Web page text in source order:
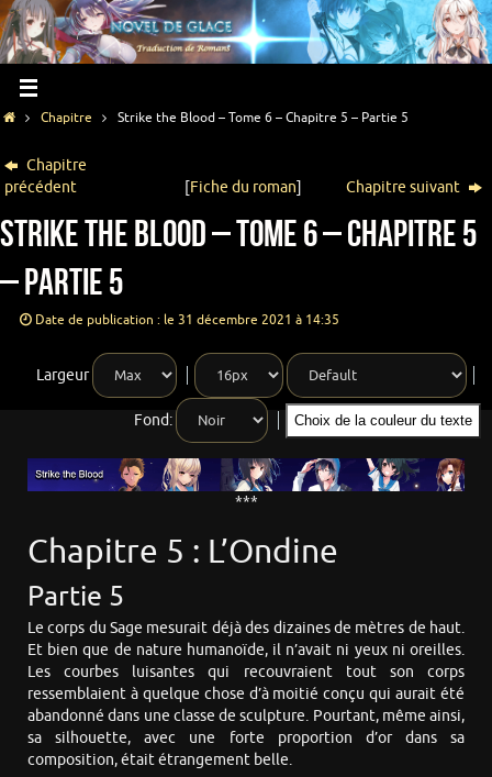
Chapitre Strike the Blood – Tome 6 – Chapitre 5 – Partie 5
Chapitre
précédent
[Fiche du roman] Chapitre suivant
Strike the Blood – Tome 6 – Chapitre 5
– Partie 5
Date de publication : le 31 décembre 2021 à 14:35
Largeur
Fond: Choix de la couleur du texte
***
Chapitre 5 : L’Ondine
Partie 5
Le corps du Sage mesurait déjà des dizaines de mètres de haut.
Et bien que de nature humanoïde, il n’avait ni yeux ni oreilles.
Les courbes luisantes qui recouvraient tout son corps
ressemblaient à quelque chose d’à moitié conçu qui aurait été
abandonné dans une classe de sculpture. Pourtant, même ainsi,
sa silhouette, avec une forte proportion d’or dans sa
composition, était étrangement belle.